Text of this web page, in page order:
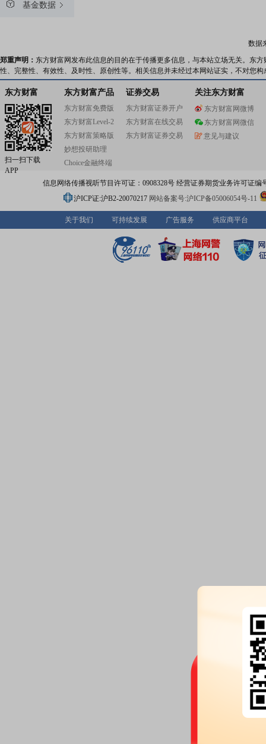
基金数据
数据
郑重声明： 东方财富网发布此信息的目的在于传播更多信息，与本站立场无关。东
性、完整性、有效性、及时性、原创性等。相关信息并未经过本网站证实，不对您
东方财富
扫一扫下载
APP
东方财富产品
东方财富免费版
东方财富Level-2
东方财富策略版
妙想投研助理
Choice金融终端
证券交易
东方财富证券开户
东方财富在线交易
东方财富证券交易
关注东方财富
东方财富网微博
东方财富网微信
意见与建议
信息网络传播视听节目许可证：0908328号 经营证券期货业务许可证编
沪ICP证:沪B2-20070217 网站备案号:沪ICP备05006054号-11
关于我们 可持续发展 广告服务 供应商平台